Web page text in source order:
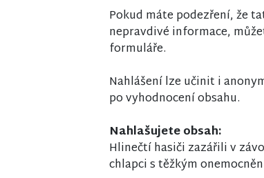
Pokud máte podezření, že
nepravdivé informace,
formuláře.
Nahlášení lze učinit i
po vyhodnocení obsahu.
Nahlašujete obsah:
Hlinečtí hasiči zazářili v
chlapci s těžkým